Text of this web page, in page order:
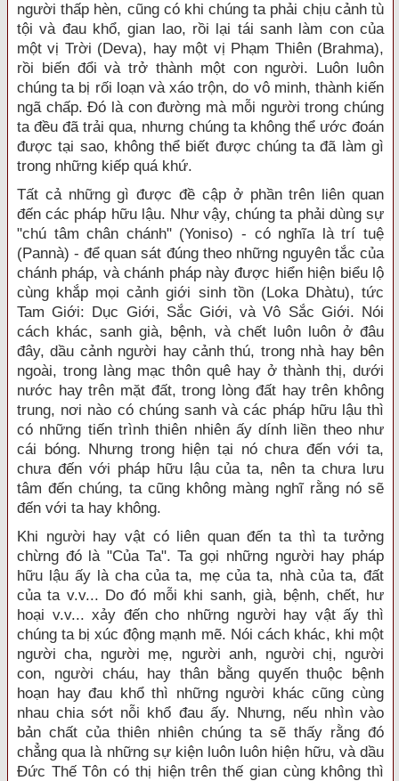
người thấp hèn, cũng có khi chúng ta phải chịu cảnh tù
tội và đau khổ, gian lao, rồi lại tái sanh làm con của
một vị Trời (Deva), hay một vị Phạm Thiên (Brahma),
rồi biến đổi và trở thành một con người. Luôn luôn
chúng ta bị rối loạn và xáo trộn, do vô minh, thành kiến
ngã chấp. Ðó là con đường mà mỗi người trong chúng
ta đều đã trải qua, nhưng chúng ta không thể ước đoán
được tại sao, không thể biết được chúng ta đã làm gì
trong những kiếp quá khứ.
Tất cả những gì được đề cập ở phần trên liên quan
đến các pháp hữu lậu. Như vậy, chúng ta phải dùng sự
"chú tâm chân chánh" (Yoniso) - có nghĩa là trí tuệ
(Pannà) - để quan sát đúng theo những nguyên tắc của
chánh pháp, và chánh pháp này được hiển hiện biểu lộ
cùng khắp mọi cảnh giới sinh tồn (Loka Dhàtu), tức
Tam Giới: Dục Giới, Sắc Giới, và Vô Sắc Giới. Nói
cách khác, sanh già, bệnh, và chết luôn luôn ở đâu
đây, dầu cảnh người hay cảnh thú, trong nhà hay bên
ngoài, trong làng mạc thôn quê hay ở thành thị, dưới
nước hay trên mặt đất, trong lòng đất hay trên không
trung, nơi nào có chúng sanh và các pháp hữu lậu thì
có những tiến trình thiên nhiên ấy dính liền theo như
cái bóng. Nhưng trong hiện tại nó chưa đến với ta,
chưa đến với pháp hữu lậu của ta, nên ta chưa lưu
tâm đến chúng, ta cũng không màng nghĩ rằng nó sẽ
đến với ta hay không.
Khi người hay vật có liên quan đến ta thì ta tưởng
chừng đó là "Của Ta". Ta gọi những người hay pháp
hữu lậu ấy là cha của ta, mẹ của ta, nhà của ta, đất
của ta v.v... Do đó mỗi khi sanh, già, bệnh, chết, hư
hoại v.v... xảy đến cho những người hay vật ấy thì
chúng ta bị xúc động mạnh mẽ. Nói cách khác, khi một
người cha, người mẹ, người anh, người chị, người
con, người cháu, hay thân bằng quyến thuộc bệnh
hoạn hay đau khổ thì những người khác cũng cùng
nhau chia sớt nỗi khổ đau ấy. Nhưng, nếu nhìn vào
bản chất của thiên nhiên chúng ta sẽ thấy rằng đó
chẳng qua là những sự kiện luôn luôn hiện hữu, và dầu
Ðức Thế Tôn có thị hiện trên thế gian cùng không thì